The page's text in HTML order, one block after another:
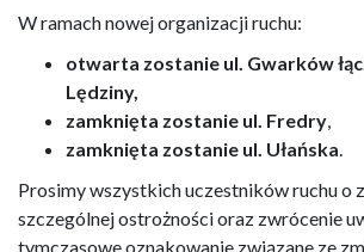
W ramach nowej organizacji ruchu:
otwarta zostanie ul. Gwarków
Lędziny,
zamknięta zostanie ul. Fredry,
zamknięta zostanie ul. Ułańska.
Prosimy wszystkich uczestników ruchu o
szczególnej ostrożności oraz zwrócenie
tymczasowe oznakowanie związane ze